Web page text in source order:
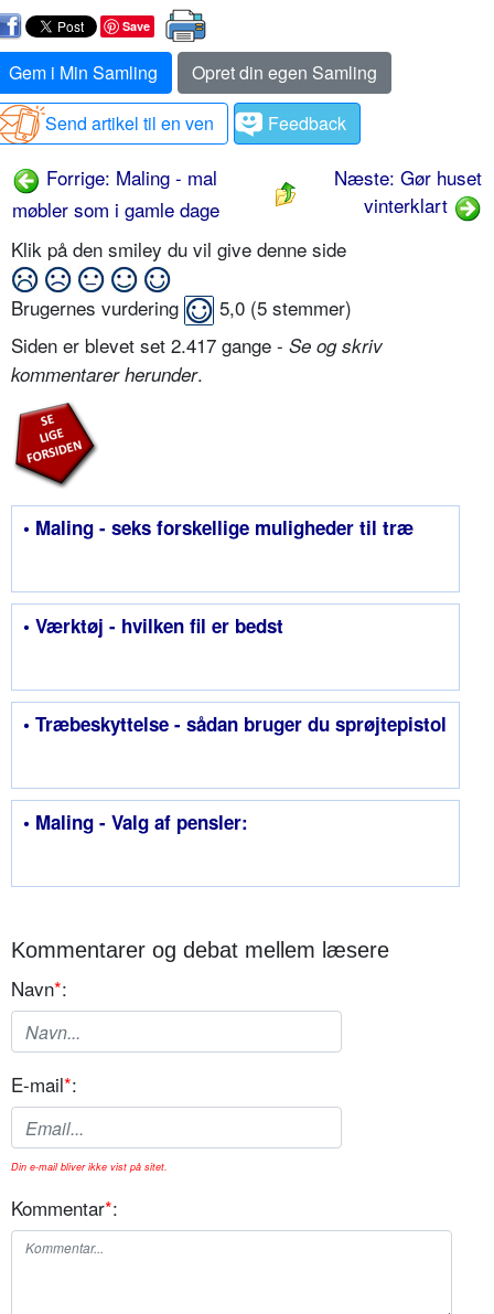
Save
Gem i Min Samling
Opret din egen Samling
Send artikel til en ven
Feedback
Forrige: Maling - mal
møbler som i gamle dage
Næste: Gør huset
vinterklart
Klik på den smiley du vil give denne side
Brugernes vurdering 5,0 (5 stemmer)
Siden er blevet set 2.417 gange - Se og skriv
kommentarer herunder.
• Maling - seks forskellige muligheder til træ
• Værktøj - hvilken fil er bedst
• Træbeskyttelse - sådan bruger du sprøjtepistol
• Maling - Valg af pensler:
Kommentarer og debat mellem læsere
Navn*:
E-mail*:
Din e-mail bliver ikke vist på sitet.
Kommentar*: